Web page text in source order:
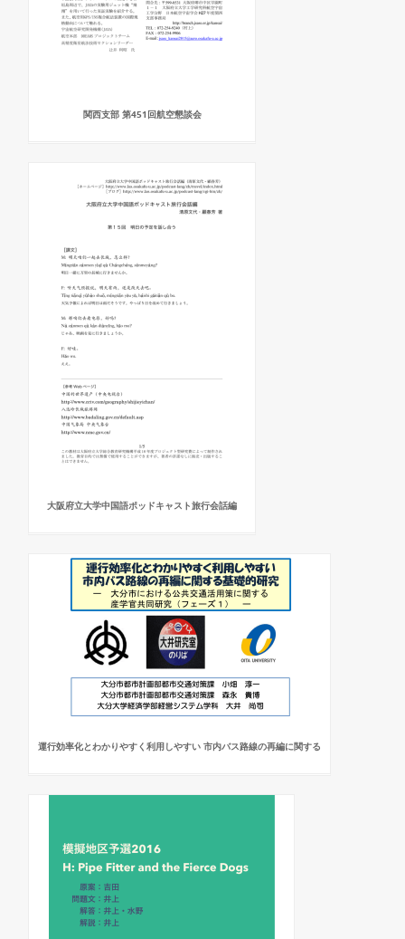
関西支部 第451回航空懇談会
大阪府立大学中国語ポッドキャスト旅行会話編
運行効率化とわかりやすく利用しやすい 市内バス路線の再編に関する